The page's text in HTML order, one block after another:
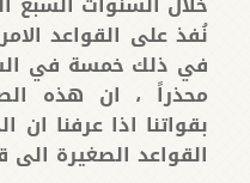
في ذلك خمسة في
محذراً ، ان هذه
بقواتنا اذا عرفنا
القواعد الصغيرة الى